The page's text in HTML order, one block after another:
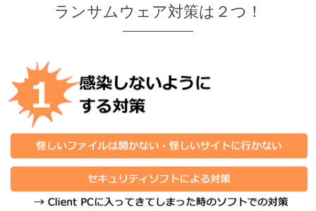
ランサムウェア対策は２つ！